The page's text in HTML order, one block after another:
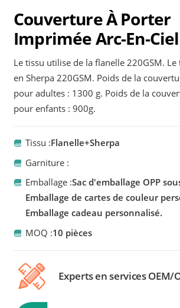
Couverture À Porter
Imprimée Arc-En-Ciel
Le tissu utilise de la flanelle 220GSM.
en Sherpa 220GSM. Poids de la
pour adultes : 1300 g. Poids de la
pour enfants : 900g.
Tissu :Flanelle+Sherpa
Garniture :
Emballage :Sac d'emballage OPP
Emballage de cartes de couleur
Emballage cadeau personnalisé.
MOQ :10 pièces
Experts en services OEM/